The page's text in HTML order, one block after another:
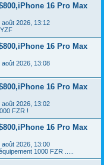
16 Pro Max
août 2026, 13:12
16 Pro Max
août 2026, 13:08
16 Pro Max
août 2026, 13:02
FZR !
16 Pro Max
août 2026, 13:00
1000 FZR .....